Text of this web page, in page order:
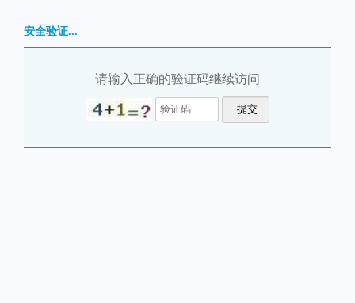
安全验证...
请输入正确的验证码继续访问